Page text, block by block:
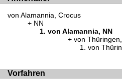
von Alamannia, Crocus
NN
von Alamannia, NN
von
von
Vorfahren